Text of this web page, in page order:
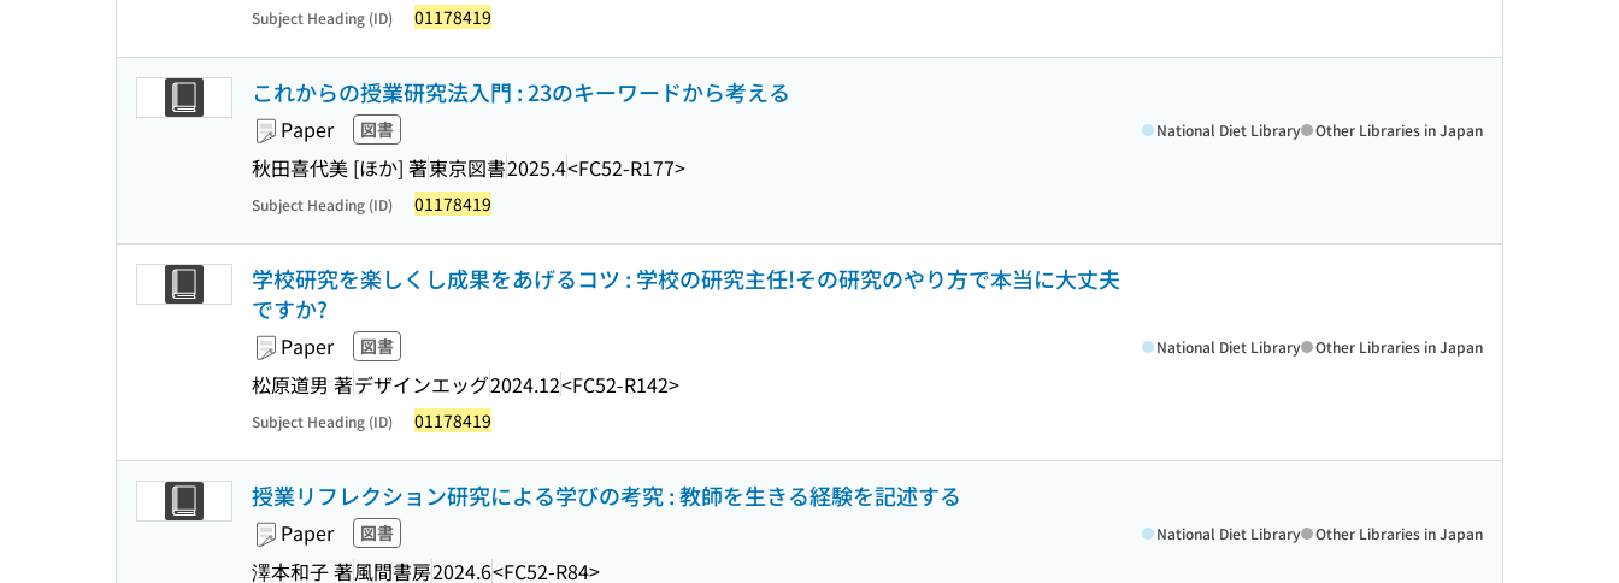
Subject Heading (ID) 01178419
これからの授業研究法入門 : 23のキーワードから考える
Paper 図書
秋田喜代美 [ほか] 著東京図書2025.4<FC52-R177>
National Diet Library Other Libraries in Japan
Subject Heading (ID) 01178419
学校研究を楽しくし成果をあげるコツ : 学校の研究主任!その研究のやり方で本当に大丈夫
ですか?
Paper 図書
松原道男 著デザインエッグ2024.12<FC52-R142>
National Diet Library Other Libraries in Japan
Subject Heading (ID) 01178419
授業リフレクション研究による学びの考究 : 教師を生きる経験を記述する
Paper 図書
澤本和子 著風間書房2024.6<FC52-R84>
National Diet Library Other Libraries in Japan